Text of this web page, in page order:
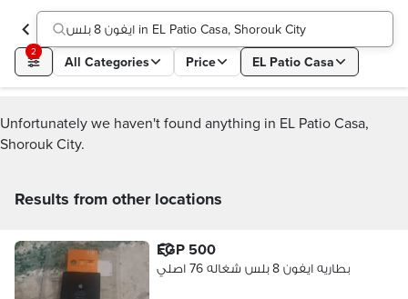
ايفون 8 بلس in EL Patio Casa, Shorouk City
2
All Categories Price EL Patio Casa
Unfortunately we haven't found anything in EL Patio Casa,
Shorouk City.
Results from other locations
EGP 500
بطاريه ايفون 8 بلس شغاله 76 اصلي